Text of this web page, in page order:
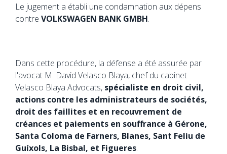
Le jugement a établi une condamnation aux dépens
contre VOLKSWAGEN BANK GMBH.
Dans cette procédure, la défense a été assurée par
l'avocat M. David Velasco Blaya, chef du cabinet
Velasco Blaya Advocats, spécialiste en droit civil,
actions contre les administrateurs de sociétés,
droit des faillites et en recouvrement de
créances et paiements en souffrance à Gérone,
Santa Coloma de Farners, Blanes, Sant Feliu de
Guíxols, La Bisbal, et Figueres.